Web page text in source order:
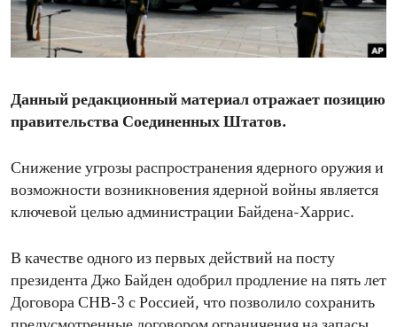
ENVIRONMENT AND HEALTH
IDEALS AND INSTITUTIONS
Данный редакционный материал отражает позицию
правительства Соединенных Штатов.
Снижение угрозы распространения ядерного оружия и
возможности возникновения ядерной войны является
ключевой целью администрации Байдена-Харрис.
В качестве одного из первых действий на посту
президента Джо Байден одобрил продление на пять лет
Договора СНВ-3 с Россией, что позволило сохранить